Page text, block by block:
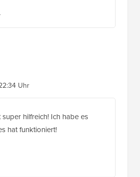
Uhr
hilfreich! Ich habe es
hat funktioniert!